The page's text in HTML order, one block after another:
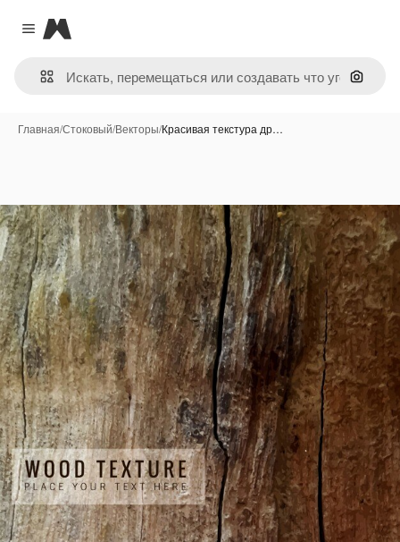
Close menu
Magnific
Поиск
Главная/Стоковый/Векторы/Красивая текстура др…